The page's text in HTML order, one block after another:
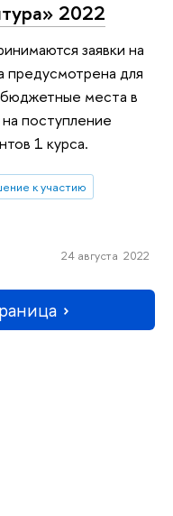
2022
заявки на
для
бюджетные места в
поступление
1 курса.
к участию
24 августа 2022